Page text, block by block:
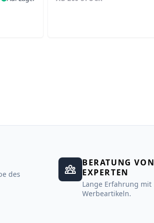
des
BERATUNG VON
EXPERTEN
Lange Erfahrung mit
Werbeartikeln.